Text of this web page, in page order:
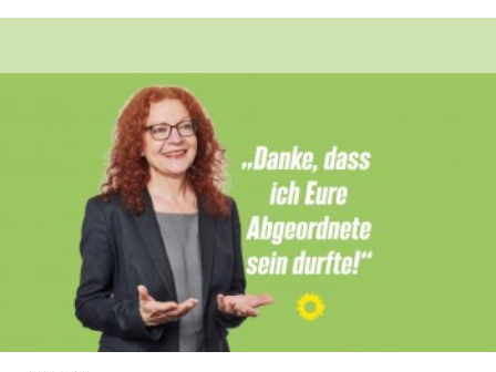
Praktikum
Patenschaftsprogramm
München
Zur Person
Kontakt